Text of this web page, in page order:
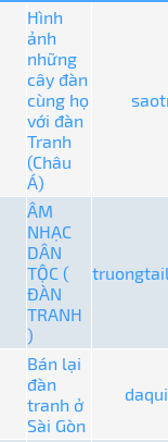
Hình
ảnh
những
cây đàn
cùng họ
với đàn
Tranh
(Châu
Á)
ÂM
NHẠC
DÂN
TỘC (
ĐÀN
TRANH
)
Bán lại
đàn
tranh ở
Sài Gòn